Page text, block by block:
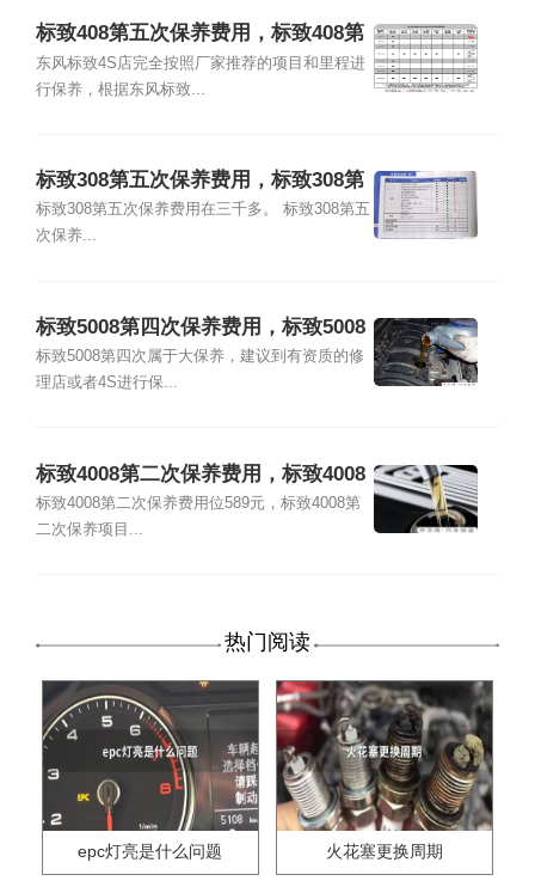
标致408第五次保养费用，标致408第
五次保养项目
东风标致4S店完全按照厂家推荐的项目和里程进
行保养，根据东风标致...
标致308第五次保养费用，标致308第
五次保养项目
标致308第五次保养费用在三千多。 标致308第五
次保养...
标致5008第四次保养费用，标致5008
第四次保养项目
标致5008第四次属于大保养，建议到有资质的修
理店或者4S进行保...
标致4008第二次保养费用，标致4008
第二次保养项目
标致4008第二次保养费用位589元，标致4008第
二次保养项目...
热门阅读
epc灯亮是什么问题 火花塞更换周期